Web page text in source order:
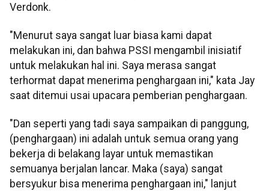
Verdonk.
"Menurut saya sangat luar biasa kami dapat
melakukan ini, dan bahwa PSSI mengambil inisiatif
untuk melakukan hal ini. Saya merasa sangat
terhormat dapat menerima penghargaan ini," kata Jay
saat ditemui usai upacara pemberian penghargaan.
"Dan seperti yang tadi saya sampaikan di panggung,
(penghargaan) ini adalah untuk semua orang yang
bekerja di belakang layar untuk memastikan
semuanya berjalan lancar. Maka (saya) sangat
bersyukur bisa menerima penghargaan ini," lanjut